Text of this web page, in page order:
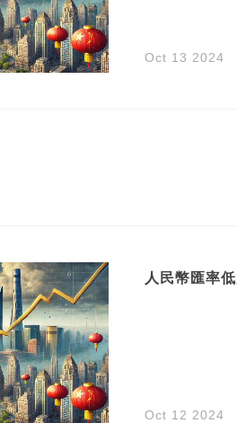
Oct 13 2024
人民幣匯率
Oct 12 2024